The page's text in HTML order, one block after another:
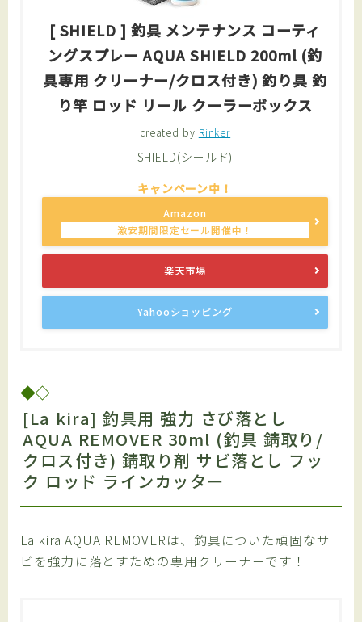
[ SHIELD ] 釣具 メンテナンス コーティ
ングスプレー AQUA SHIELD 200ml (釣
具専用 クリーナー/クロス付き) 釣り具 釣
り竿 ロッド リール クーラーボックス
created by Rinker
SHIELD(シールド)
Amazon
楽天市場
Yahooショッピング
[La kira] 釣具用 強力 さび落とし
AQUA REMOVER 30ml (釣具 錆取り/
クロス付き) 錆取り剤 サビ落とし フッ
ク ロッド ラインカッター
La kira AQUA REMOVERは、釣具についた頑固なサ
ビを強力に落とすための専用クリーナーです！